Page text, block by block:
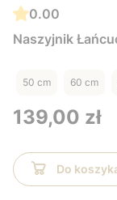
0.00
Naszyjnik
50 cm 60 cm
Cena
139,00 zł
Do